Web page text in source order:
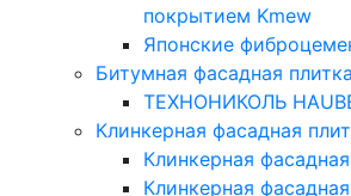
покрытием Kmew
Японские
Битумная фасадная плитка
ТЕХНОНИКОЛЬ
Клинкерная фасадная
Клинкерная
Клинкерная